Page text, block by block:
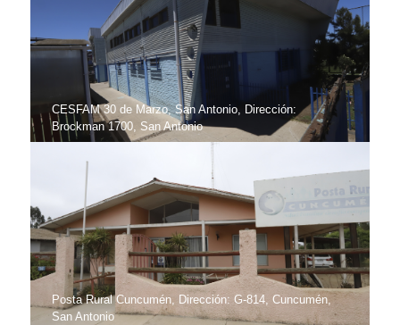
CESFAM 30 de Marzo, San Antonio, Dirección:
Brockman 1700, San Antonio
Posta Rural Cuncumén, Dirección: G-814, Cuncumén,
San Antonio